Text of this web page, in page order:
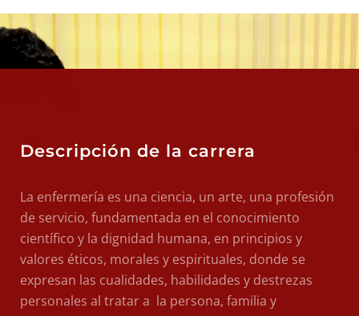
Descripción de la carrera
La enfermería es una ciencia, un arte, una profesión
de servicio, fundamentada en el conocimiento
científico y la dignidad humana, en principios y
valores éticos, morales y espirituales, donde se
expresan las cualidades, habilidades y destrezas
personales al tratar a la persona, familia y